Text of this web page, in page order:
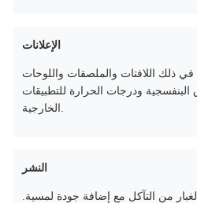
الإعلانات
ذلك اللافتات والملصقات واللوحات
البنفسجية ودرجات الحرارة للتطبيقات
النشر
من التآكل مع إضافة جودة لمسية.